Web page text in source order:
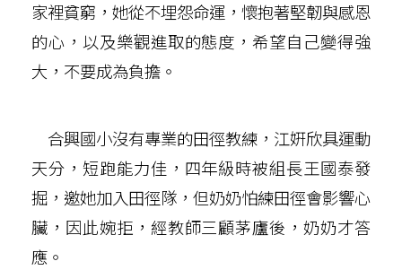
家裡貧窮，她從不埋怨命運，懷抱著堅韌與感恩
的心，以及樂觀進取的態度，希望自己變得強
大，不要成為負擔。
合興國小沒有專業的田徑教練，江姸欣具運動
天分，短跑能力佳，四年級時被組長王國泰發
掘，邀她加入田徑隊，但奶奶怕練田徑會影響心
臟，因此婉拒，經教師三顧茅廬後，奶奶才答
應。